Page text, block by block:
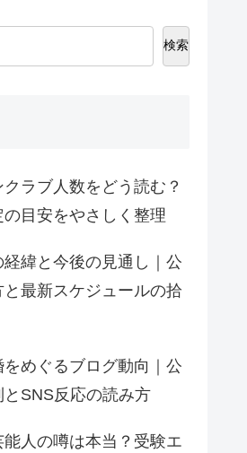
検索
ラブ人数をどう読む？
目安をやさしく整理
緯と今後の見通し｜公
最新スケジュールの拾
めぐるブログ動向｜公
SNS反応の読み方
人の噂は本当？受験エ